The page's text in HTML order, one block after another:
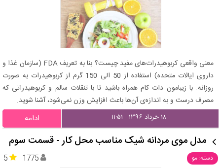
معنی واقعی کربوهیدرات‌های مفید چیست؟ بنا به تعریف FDA (سازمان غذا و
داروی ایالات متحده) استفاده از 50 الی 150 گرم از کربوهیدرات به صورت
روزانه. با زیبامون دات کام همراه باشید تا با تنقلات سالم و کربوهیدراتی که
مصرف درست و به اندازه‌ی آن‌ها باعث افزایش وزن نمی‌شود، آشنا شوید.
۱۸ خرداد ۱۳۹۶ - ۱۱:۵۱ ادامه
مدل موی مردانه شیک مناسب محل کار - قسمت سوم
دسته: مو 5 1775